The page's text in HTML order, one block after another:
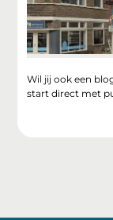
Wil jij ook een
start direct met